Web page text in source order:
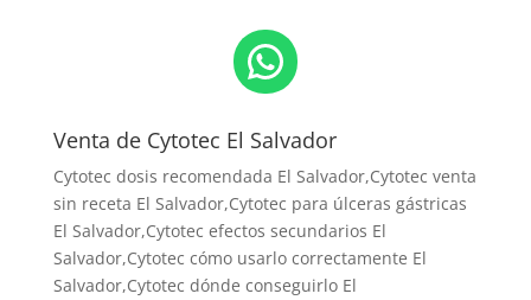
WhatsApp
Venta de Cytotec El Salvador
Cytotec dosis recomendada El Salvador,Cytotec venta
sin receta El Salvador,Cytotec para úlceras gástricas
El Salvador,Cytotec efectos secundarios El
Salvador,Cytotec cómo usarlo correctamente El
Salvador,Cytotec dónde conseguirlo El